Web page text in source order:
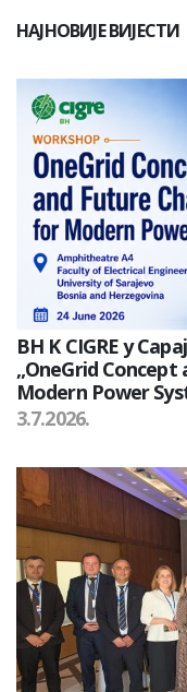
НАЈНОВИЈЕ ВИЈЕСТИ
BH K CIGRE у
„OneGrid
Modern Power
3.7.2026.